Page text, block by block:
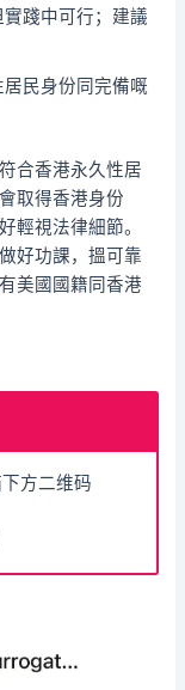
踐中可行；建議
民身份同完備嘅
合香港永久性居
取得香港身份
輕視法律細節。
好功課，搵可靠
美國國籍同香港
方二维码